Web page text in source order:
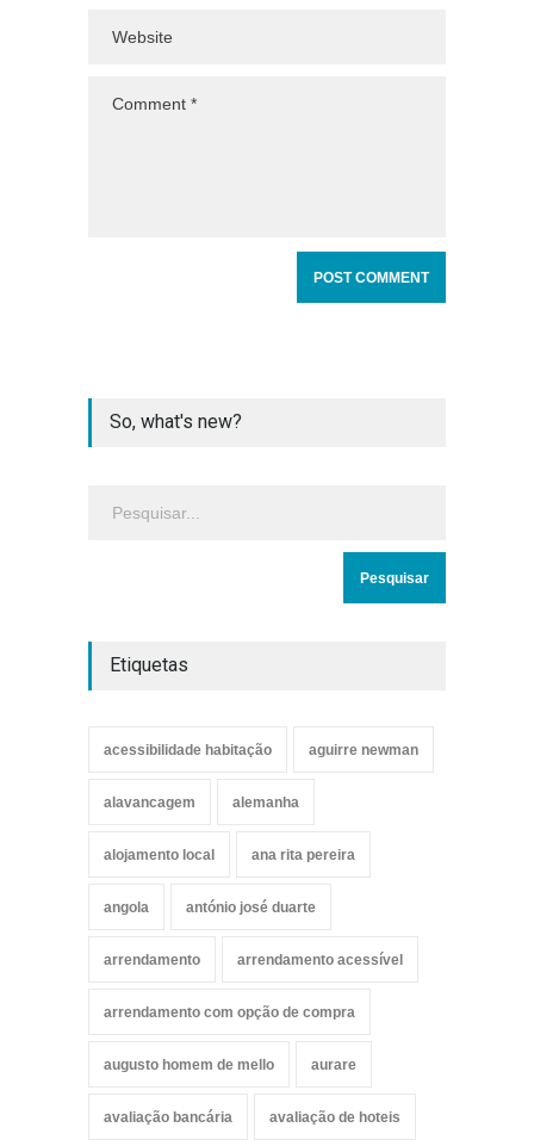
So, what's new?
Etiquetas
acessibilidade habitação aguirre newman
alavancagem alemanha
alojamento local ana rita pereira
angola antónio josé duarte
arrendamento arrendamento acessível
arrendamento com opção de compra
augusto homem de mello aurare
avaliação bancária avaliação de hoteis